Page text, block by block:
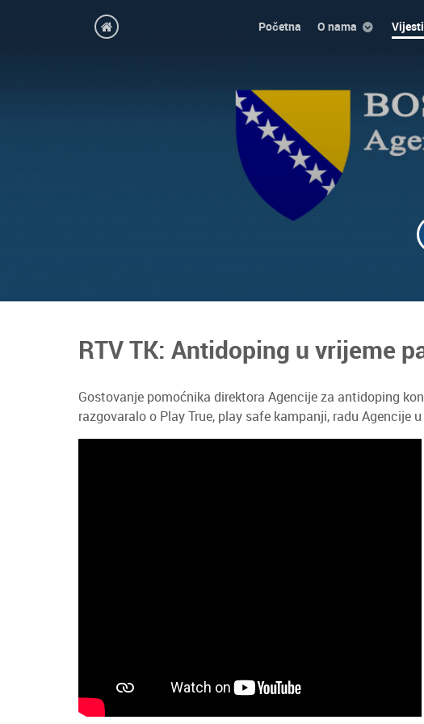
Početna O nama Vijesti
RTV TK: Antidoping u vrijeme
Gostovanje pomoćnika direktora Agencije za antidoping
razgovaralo o Play True, play safe kampanji, radu Agencije